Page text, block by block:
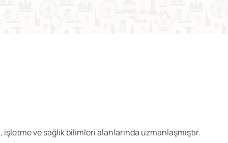
ve sağlık bilimleri alanlarında uzmanlaşmıştır.